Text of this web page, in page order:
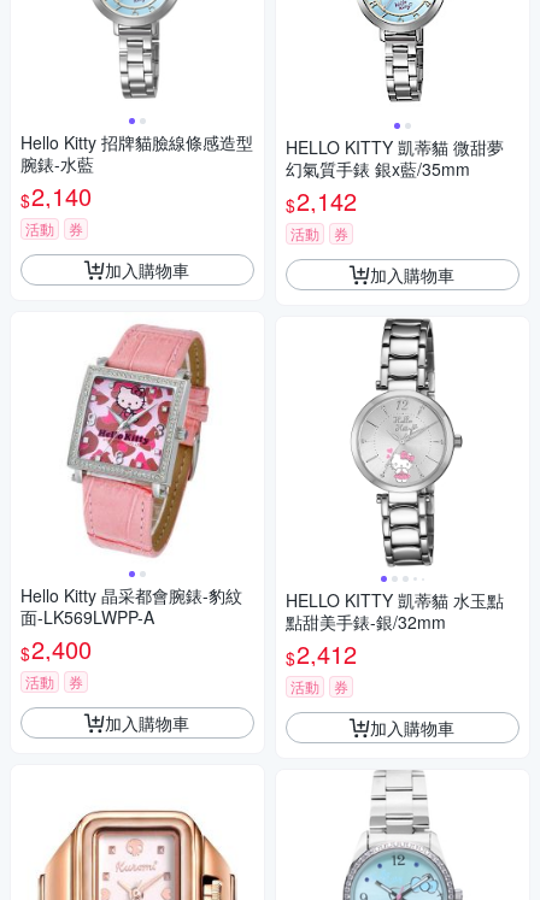
Hello Kitty 招牌貓臉線條感造型
腕錶-水藍
$2,140
活動 券
加入購物車
Hello Kitty 晶采都會腕錶-豹紋
面-LK569LWPP-A
$2,400
活動 券
加入購物車
HELLO KITTY 凱蒂貓 微甜夢
幻氣質手錶 銀x藍/35mm
$2,142
活動 券
加入購物車
HELLO KITTY 凱蒂貓 水玉點
點甜美手錶-銀/32mm
$2,412
活動 券
加入購物車